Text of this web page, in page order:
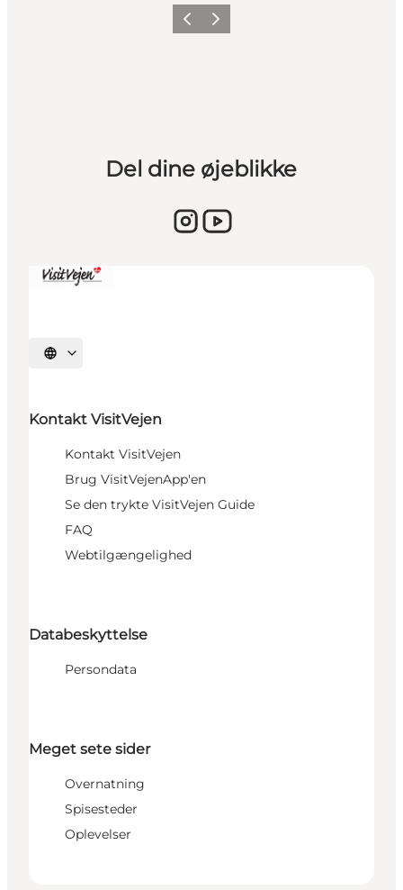
Vorherige Folie
Nächste Folie
Del dine øjeblikke
Sprache auswählen
Kontakt VisitVejen
Kontakt VisitVejen
Brug VisitVejenApp'en
Se den trykte VisitVejen Guide
FAQ
Webtilgængelighed
Databeskyttelse
Persondata
Meget sete sider
Overnatning
Spisesteder
Oplevelser